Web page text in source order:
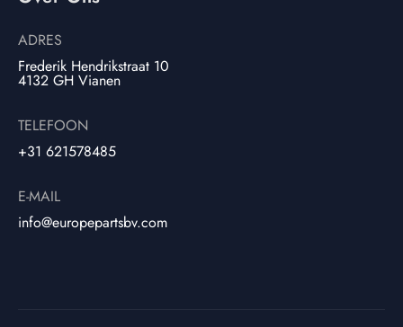
ADRES
Frederik Hendrikstraat 10
4132 GH Vianen
TELEFOON
+31 621578485
E-MAIL
info@europepartsbv.com